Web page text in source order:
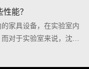
选用适当的材料是非常
在使用...
能？
家具设备，在实验室内
对于实验室来说，沈阳
良特性。灵活性：每一